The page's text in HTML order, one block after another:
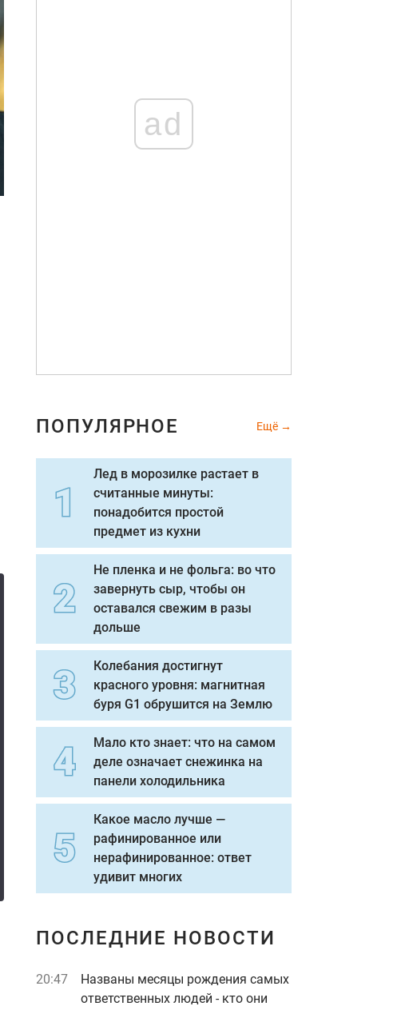
ad
ПОПУЛЯРНОЕ Ещё
Лед в морозилке растает в
считанные минуты:
понадобится простой
предмет из кухни
Не пленка и не фольга: во что
завернуть сыр, чтобы он
оставался свежим в разы
дольше
Колебания достигнут
красного уровня: магнитная
буря G1 обрушится на Землю
Мало кто знает: что на самом
деле означает снежинка на
панели холодильника
Какое масло лучше —
рафинированное или
нерафинированное: ответ
удивит многих
ПОСЛЕДНИЕ НОВОСТИ
20:47
Названы месяцы рождения самых
ответственных людей - кто они